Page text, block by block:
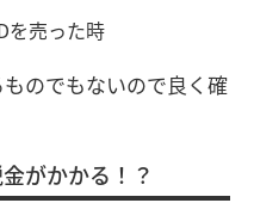
を売った時
のでもないので良く確
がかかる！？